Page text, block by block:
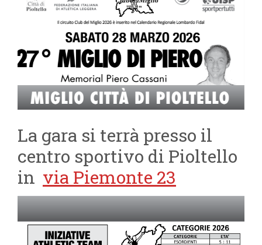
La gara si terrà presso il
centro sportivo di Pioltello
in via Piemonte 23